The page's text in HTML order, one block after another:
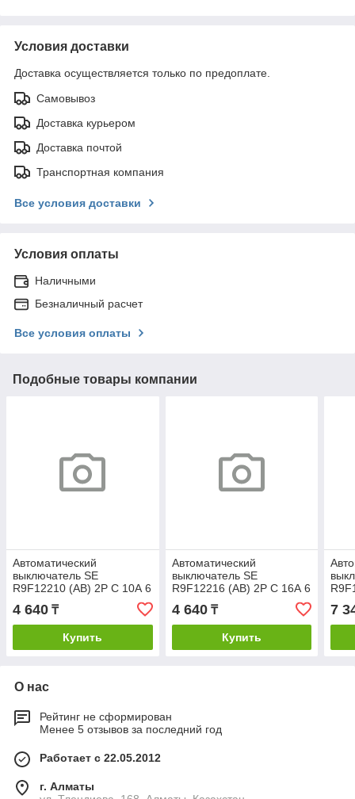
Условия доставки
Доставка осуществляется только по предоплате.
Самовывоз
Доставка курьером
Доставка почтой
Транспортная компания
Все условия доставки
Условия оплаты
Наличными
Безналичный расчет
Все условия оплаты
Подобные товары компании
Автоматический
выключатель SE
R9F12210 (АВ) 2P С 10А 6
4 640 ₸
Купить
Автоматический
выключатель SE
R9F12216 (АВ) 2P С 16А 6
4 640₸
Купить
7
О нас
Рейтинг не сформирован
Менее 5 отзывов за последний год
Работает с 22.05.2012
г. Алматы